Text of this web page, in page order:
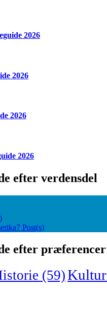
2026
2026
2026
2026
efter verdensdel
7 Post(s)
efter præferencer
(59)Kultur